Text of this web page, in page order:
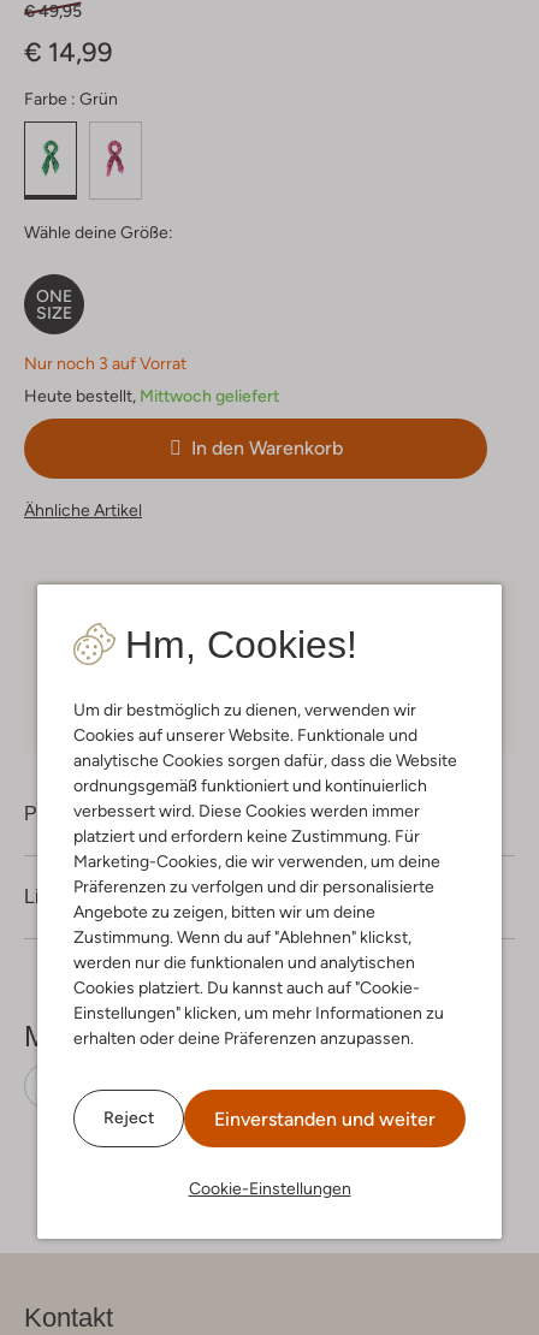
Hm, Cookies!
Um dir bestmöglich zu dienen, verwenden wir
Cookies auf unserer Website. Funktionale und
analytische Cookies sorgen dafür, dass die Website
ordnungsgemäß funktioniert und kontinuierlich
verbessert wird. Diese Cookies werden immer
platziert und erfordern keine Zustimmung. Für
Marketing-Cookies, die wir verwenden, um deine
Präferenzen zu verfolgen und dir personalisierte
Angebote zu zeigen, bitten wir um deine
Zustimmung. Wenn du auf "Ablehnen" klickst,
werden nur die funktionalen und analytischen
Cookies platziert. Du kannst auch auf "Cookie-
Einstellungen" klicken, um mehr Informationen zu
erhalten oder deine Präferenzen anzupassen.
Reject Einverstanden und weiter
Cookie-Einstellungen
€ 49,95
€ 14,99
Farbe : Grün
Wähle deine Größe:
ONE
SIZE
Nur noch 3 auf Vorrat
Heute bestellt, Mittwoch geliefert
In den Warenkorb
Ähnliche Artikel
Kostenloser Versand
Mitglieder in Deutschland
Produktinformation
Lieferung & Rückgabe
Mehr sehen
Schals Notre-V Wolle
Kontakt